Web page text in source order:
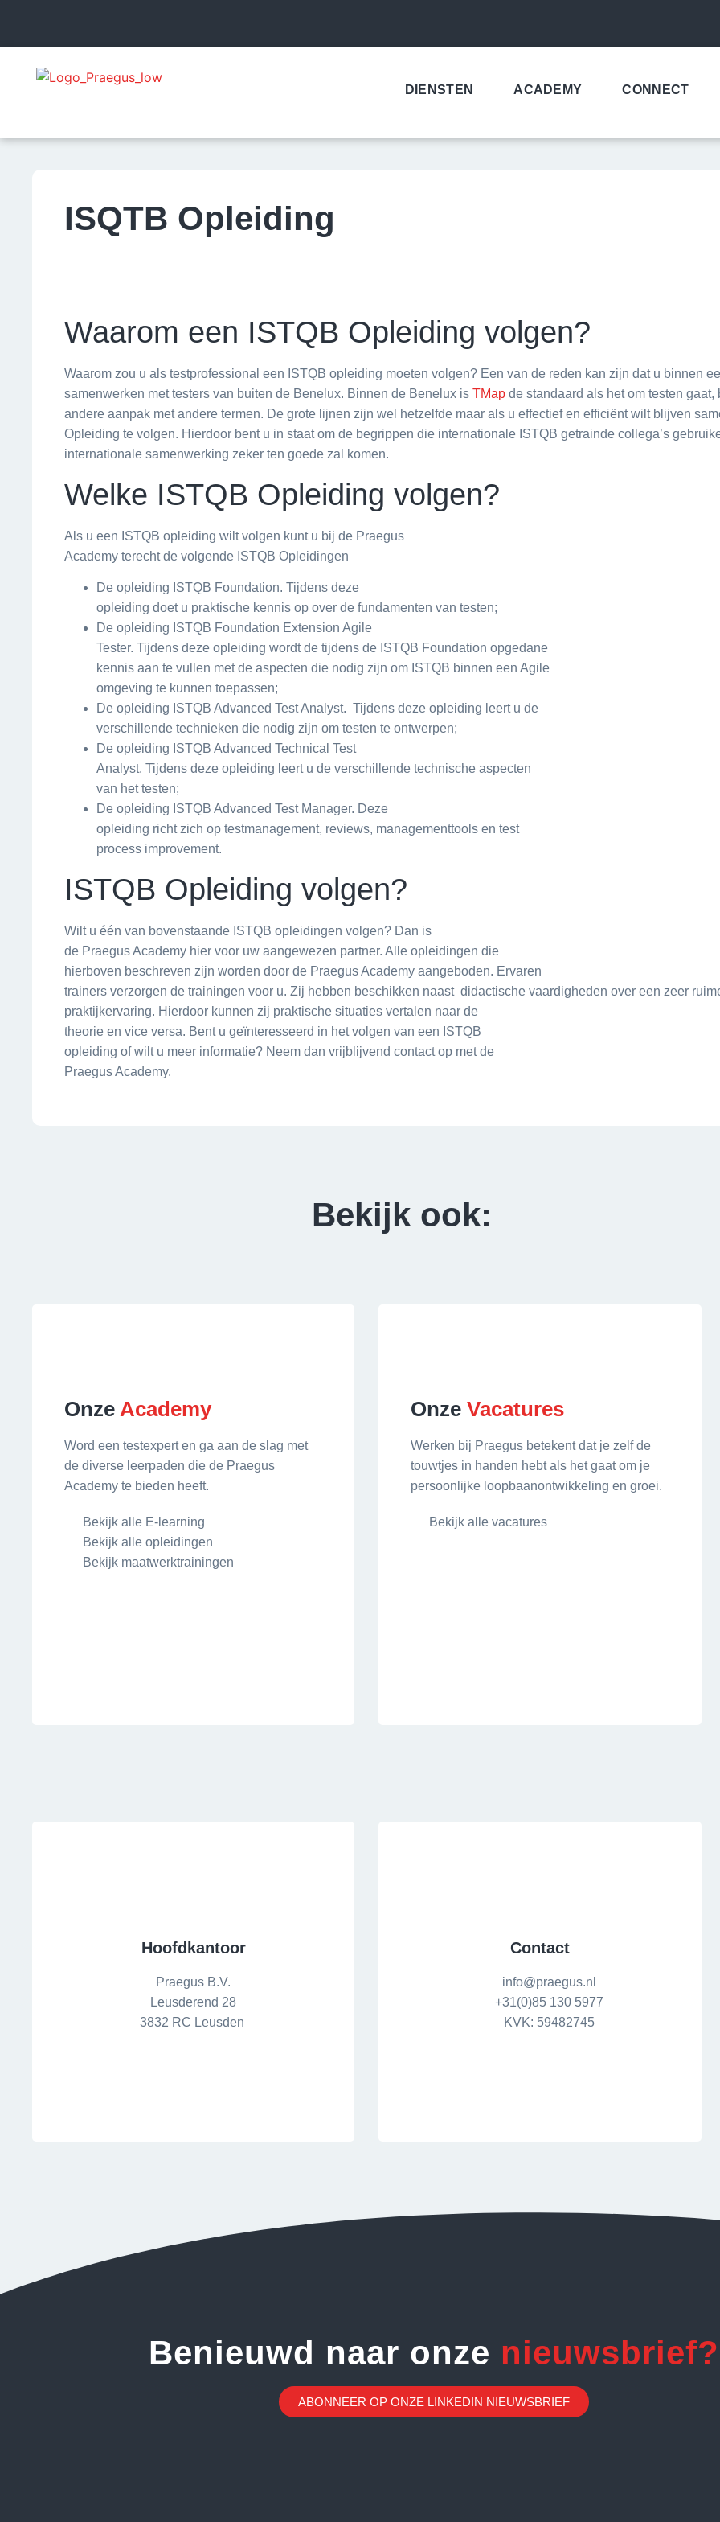
DIENSTEN ACADEMY CONNECT
ISQTB Opleiding
Waarom een ISTQB Opleiding volgen?
Waarom zou u als testprofessional een ISTQB opleiding moeten volgen? Een van de reden kan zijn dat u binnen
samenwerken met testers van buiten de Benelux. Binnen de Benelux is TMap de standaard als het om testen
andere aanpak met andere termen. De grote lijnen zijn wel hetzelfde maar als u effectief en efficiënt wilt blijven
Opleiding te volgen. Hierdoor bent u in staat om de begrippen die internationale ISTQB getrainde collega’s
internationale samenwerking zeker ten goede zal komen.
Welke ISTQB Opleiding volgen?
Als u een ISTQB opleiding wilt volgen kunt u bij de Praegus
Academy terecht de volgende ISTQB Opleidingen
De opleiding ISTQB Foundation. Tijdens deze
opleiding doet u praktische kennis op over de fundamenten van testen;
De opleiding ISTQB Foundation Extension Agile
Tester. Tijdens deze opleiding wordt de tijdens de ISTQB Foundation opgedane
kennis aan te vullen met de aspecten die nodig zijn om ISTQB binnen een Agile
omgeving te kunnen toepassen;
De opleiding ISTQB Advanced Test Analyst. Tijdens deze opleiding leert u de
verschillende technieken die nodig zijn om testen te ontwerpen;
De opleiding ISTQB Advanced Technical Test
Analyst. Tijdens deze opleiding leert u de verschillende technische aspecten
van het testen;
De opleiding ISTQB Advanced Test Manager. Deze
opleiding richt zich op testmanagement, reviews, managementtools en test
process improvement.
ISTQB Opleiding volgen?
Wilt u één van bovenstaande ISTQB opleidingen volgen? Dan is
de Praegus Academy hier voor uw aangewezen partner. Alle opleidingen die
hierboven beschreven zijn worden door de Praegus Academy aangeboden. Ervaren
trainers verzorgen de trainingen voor u. Zij hebben beschikken naast didactische vaardigheden over een zeer
praktijkervaring. Hierdoor kunnen zij praktische situaties vertalen naar de
theorie en vice versa. Bent u geïnteresseerd in het volgen van een ISTQB
opleiding of wilt u meer informatie? Neem dan vrijblijvend contact op met de
Praegus Academy.
Bekijk ook:
Onze Academy
Word een testexpert en ga aan de slag met
de diverse leerpaden die de Praegus
Academy te bieden heeft.
Bekijk alle E-learning
Bekijk alle opleidingen
Bekijk maatwerktrainingen
OnzeVacatures
Werken bij Praegus betekent dat je zelf de
touwtjes in handen hebt als het gaat om je
persoonlijke loopbaanontwikkeling en groei.
Bekijk alle vacatures
Hoofdkantoor
Praegus B.V.
Leusderend 28
3832 RC Leusden
Contact
info@praegus.nl
+31(0)85 130 5977
KVK: 59482745
Benieuwd naar onze nieuwsbrief?
ABONNEER OP ONZE LINKEDIN NIEUWSBRIEF